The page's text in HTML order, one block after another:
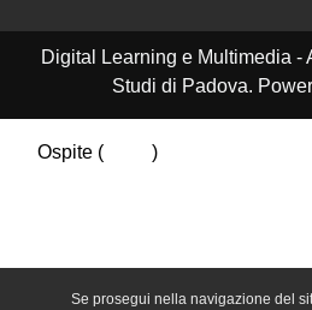
Se prosegui nella navigazione del
Digital Learning e Multimedia -
Studi di Padova.
Ospite (
)